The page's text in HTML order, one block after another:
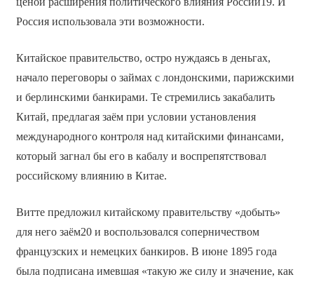
Россия использовала эти возможности.
Китайское правительство, остро нуждаясь в деньгах,
начало переговоры о займах с лондонскими, парижскими
и берлинскими банкирами. Те стремились закабалить
Китай, предлагая заём при условии установления
международного контроля над китайскими финансами,
который загнал бы его в кабалу и воспрепятствовал
российскому влиянию в Китае.
Витте предложил китайскому правительству «добыть»
для него заём20 и воспользовался соперничеством
французских и немецких банкиров. В июне 1895 года
была подписана имевшая «такую же силу и значение, как